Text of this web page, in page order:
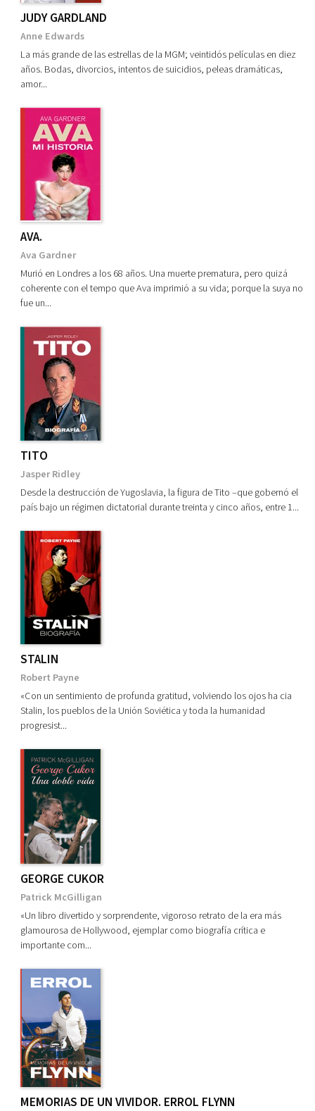
JUDY GARDLAND
Anne Edwards
La más grande de las estrellas de la MGM; veintidós películas en diez
años. Bodas, divorcios, intentos de suicidios, peleas dramáticas,
amor...
AVA.
Ava Gardner
Murió en Londres a los 68 años. Una muerte prematura, pero quizá
coherente con el tempo que Ava imprimió a su vida; porque la suya no
fue un...
TITO
Jasper Ridley
Desde la destrucción de Yugoslavia, la figura de Tito –que gobernó el
país bajo un régimen dictatorial durante treinta y cinco años, entre 1...
STALIN
Robert Payne
«Con un sentimiento de profunda gratitud, volviendo los ojos ha cia
Stalin, los pueblos de la Unión Soviética y toda la humanidad
progresist...
GEORGE CUKOR
Patrick McGilligan
«Un libro divertido y sorprendente, vigoroso retrato de la era más
glamourosa de Hollywood, ejemplar como biografía crítica e
importante com...
MEMORIAS DE UN VIVIDOR. ERROL FLYNN